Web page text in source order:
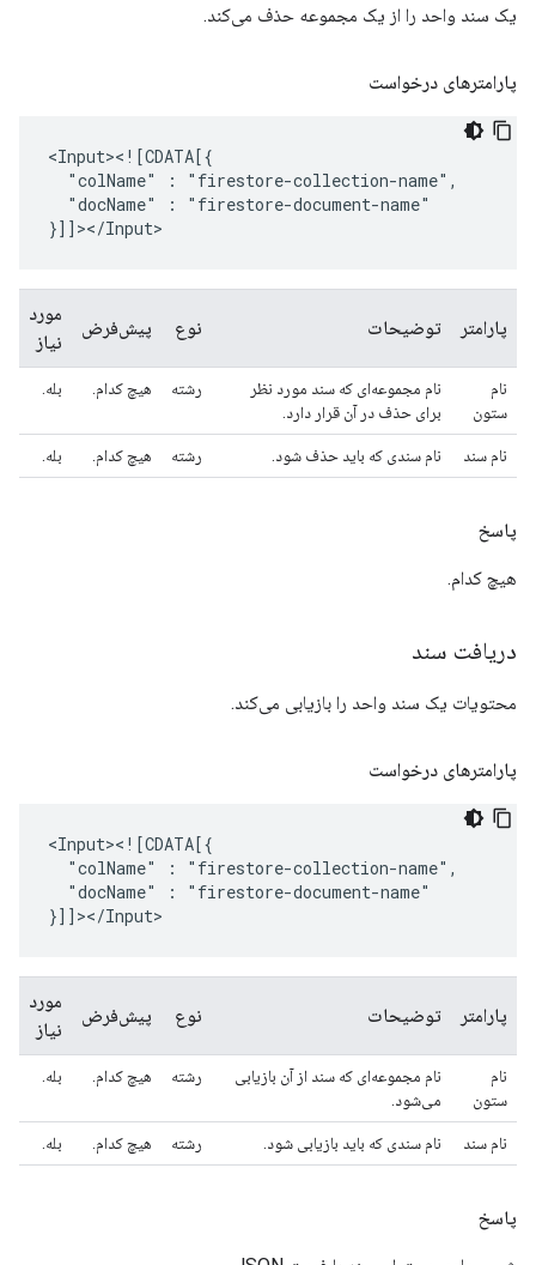
یک سند واحد را از یک مجموعه حذف می‌کند.
پارامترهای درخواست
"colName"
:
"docName"
:
"firestore-document-name"
پارامتر توضیحات نوع پیش‌فرض
مورد
نیاز
نام
ستون
نام مجموعه‌ای که سند مورد نظر
برای حذف در آن قرار دارد.
رشته هیچ کدام. بله.
نام سند نام سندی که باید حذف شود. رشته هیچ کدام. بله.
پاسخ
هیچ کدام.
دریافت سند
محتویات یک سند واحد را بازیابی می‌کند.
پارامترهای درخواست
"colName"
:
"docName"
:
"firestore-document-name"
پارامتر توضیحات نوع پیش‌فرض
مورد
نیاز
نام
ستون
نام مجموعه‌ای که سند از آن بازیابی
می‌شود.
رشته هیچ کدام. بله.
نام سند نام سندی که باید بازیابی شود. رشته هیچ کدام. بله.
پاسخ